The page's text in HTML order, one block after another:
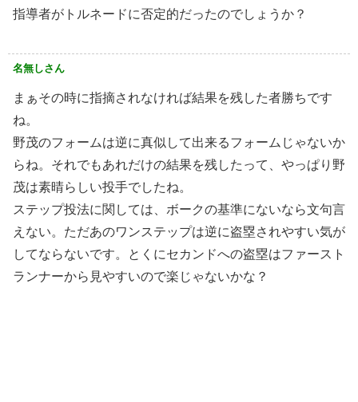
指導者がトルネードに否定的だったのでしょうか？
名無しさん
まぁその時に指摘されなければ結果を残した者勝ちです
ね。
野茂のフォームは逆に真似して出来るフォームじゃないか
らね。それでもあれだけの結果を残したって、やっぱり野
茂は素晴らしい投手でしたね。
ステップ投法に関しては、ボークの基準にないなら文句言
えない。ただあのワンステップは逆に盗塁されやすい気が
してならないです。とくにセカンドへの盗塁はファースト
ランナーから見やすいので楽じゃないかな？